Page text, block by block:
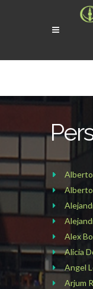
Alberto
Alex
Alicia
Angel
Arjum